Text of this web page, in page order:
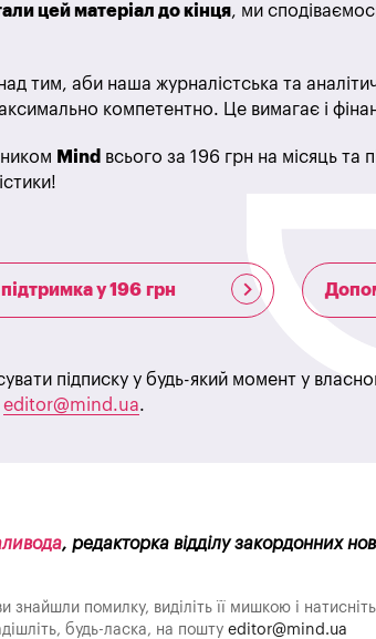
цей матеріал до кінця, ми
тим, аби наша журналістська та
компетентно. Це вимагає і
Mind всього за 196 грн на місяць та
у 196 грн
підписку у будь-який момент у
editor@mind.ua.
, редакторка відділу закордонних
знайшли помилку, виділіть її мишкою і
будь-ласка, на пошту editor@mind.ua